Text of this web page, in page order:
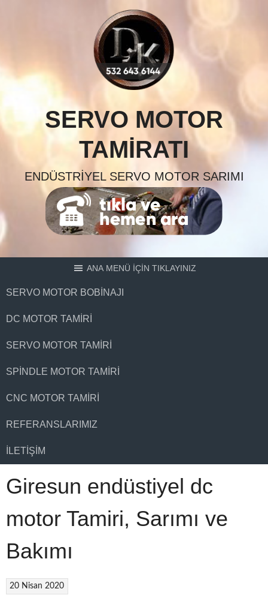
SERVO MOTOR
TAMIRATI
ENDÜSTRIYEL SERVO MOTOR SARIMI
ANA MENÜ İÇİN TIKLAYINIZ
SERVO MOTOR BOBINAJI
DC MOTOR TAMIRI
SERVO MOTOR TAMIRI
SPINDLE MOTOR TAMIRI
CNC MOTOR TAMIRI
REFERANSLARIMIZ
İLETIŞIM
Giresun endüstiyel dc
motor Tamiri, Sarımı ve
Bakımı
20 Nisan 2020